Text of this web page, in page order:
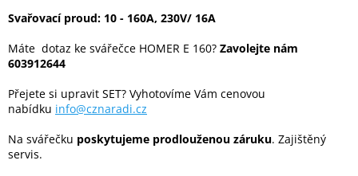
Svařovací proud: 10 - 160A, 230V/ 16A
Máte dotaz ke svářečce HOMER E 160? Zavolejte nám
603912644
Přejete si upravit SET? Vyhotovíme Vám cenovou
nabídku info@cznaradi.cz
Na svářečku poskytujeme prodlouženou záruku. Zajištěný
servis.